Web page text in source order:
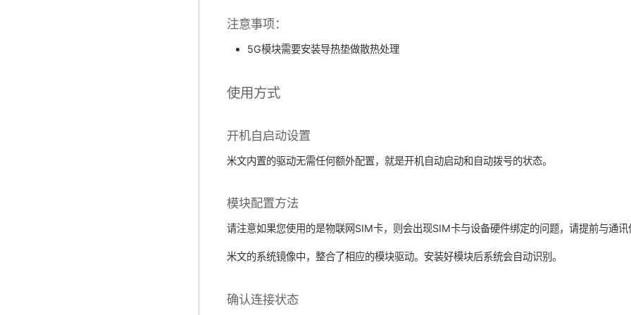
注意事项：
5G模块需要安装导热垫做散热处理
使用方式
开机自启动设置
米文内置的驱动无需任何额外配置，就是开机自动启动和自动拨号的状态。
模块配置方法
请注意如果您使用的是物联网SIM卡，则会出现SIM卡与设备硬件绑定的问题，请提前与通讯
米文的系统镜像中，整合了相应的模块驱动。安装好模块后系统会自动识别。
确认连接状态